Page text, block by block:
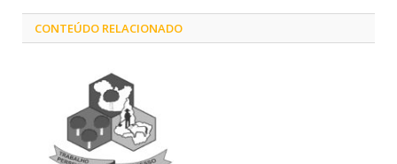
CONTEÚDO RELACIONADO